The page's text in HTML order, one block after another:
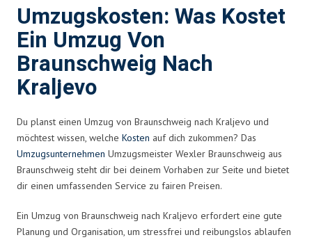
Umzugskosten: Was Kostet
Ein Umzug Von
Braunschweig Nach
Kraljevo
Du planst einen Umzug von Braunschweig nach Kraljevo und
möchtest wissen, welche Kosten auf dich zukommen? Das
Umzugsunternehmen Umzugsmeister Wexler Braunschweig aus
Braunschweig steht dir bei deinem Vorhaben zur Seite und bietet
dir einen umfassenden Service zu fairen Preisen.
Ein Umzug von Braunschweig nach Kraljevo erfordert eine gute
Planung und Organisation, um stressfrei und reibungslos ablaufen